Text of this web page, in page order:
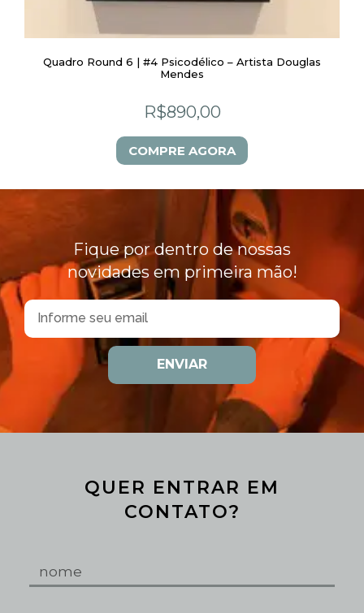
Quadro Round 6 | #4 Psicodélico – Artista Douglas
Mendes
R$890,00
COMPRE AGORA
Fique por dentro de nossas
novidades em primeira mão!
ENVIAR
QUER ENTRAR EM
CONTATO?